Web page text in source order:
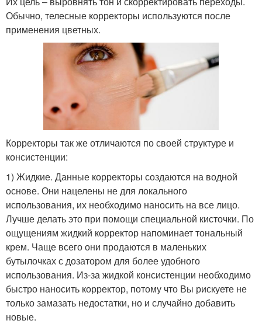
Обычно, телесные корректоры используются после
применения цветных.
Корректоры так же отличаются по своей структуре и
консистенции:
1) Жидкие. Данные корректоры создаются на водной
основе. Они нацелены не для локального
использования, их необходимо наносить на все лицо.
Лучше делать это при помощи специальной кисточки. По
ощущениям жидкий корректор напоминает тональный
крем. Чаще всего они продаются в маленьких
бутылочках с дозатором для более удобного
использования. Из-за жидкой консистенции необходимо
быстро наносить корректор, потому что Вы рискуете не
только замазать недостатки, но и случайно добавить
новые.